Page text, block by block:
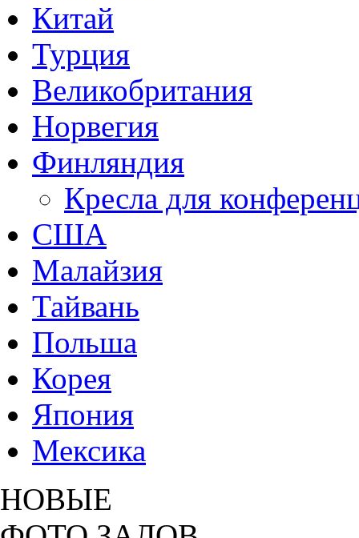
Китай
Турция
Великобритания
Норвегия
Финляндия
Кресла для
США
Малайзия
Тайвань
Польша
Корея
Япония
Мексика
НОВЫЕ